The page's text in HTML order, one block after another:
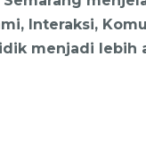
Interaksi,
menjadi lebih